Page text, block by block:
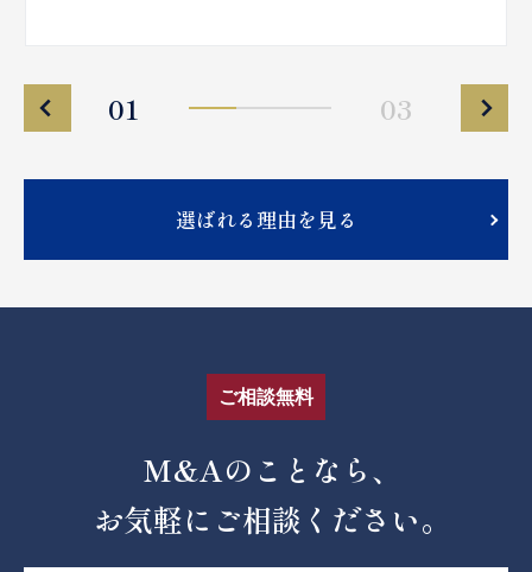
01 03
選ばれる理由を見る
ご相談無料
M&Aのことなら、
お気軽にご相談ください。